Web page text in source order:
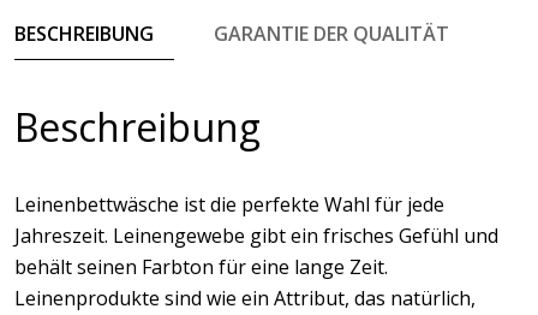
BESCHREIBUNG GARANTIE DER QUALITÄT
Beschreibung
Leinenbettwäsche ist die perfekte Wahl für jede
Jahreszeit. Leinengewebe gibt ein frisches Gefühl und
behält seinen Farbton für eine lange Zeit.
Leinenprodukte sind wie ein Attribut, das natürlich,